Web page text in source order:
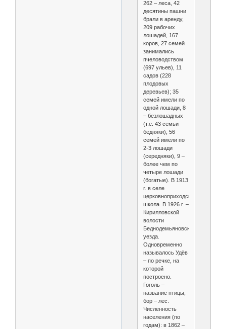
262 – леса, 42
десятины пашни
брали в аренду,
209 рабочих
лошадей, 167
коров, 27 семей
занимались
пчеловодством
(697 ульев), 11
садов (228
плодовых
деревьев); 35
семей имели по
одной лошади, 8
– безлошадных
(т.е. 43 семьи
бедняки), 56
семей имели по
2-3 лошади
(середняки), 9 –
более чем по
четыре лошади
(богатые). В 1913
г. в селе
церковноприходская
школа. В 1926 г. –
Кирилловской
волости
Беднодемьяновского
уезда.
Одновременно
называлось Удёв
– по речке, на
которой
построено.
Гоголь –
название птицы,
бор – лес.
Численность
населения (по
годам): в 1862 –